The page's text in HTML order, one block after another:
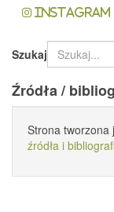
Instagram
Szukaj
Źródła /
Strona tworzona
źródła i